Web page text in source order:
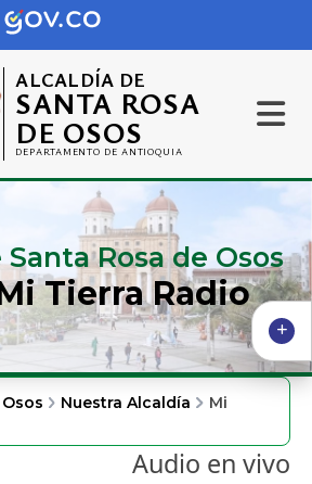
ALCALDÍA DE
SANTA ROSA
DE OSOS
DEPARTAMENTO DE ANTIOQUIA
Rosa de Osos
Tierra Radio
Nuestra Alcaldía
Mi
Audio en vivo